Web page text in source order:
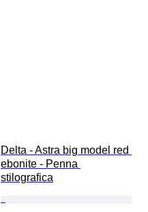
Delta - Astra big model red
ebonite - Penna
stilografica